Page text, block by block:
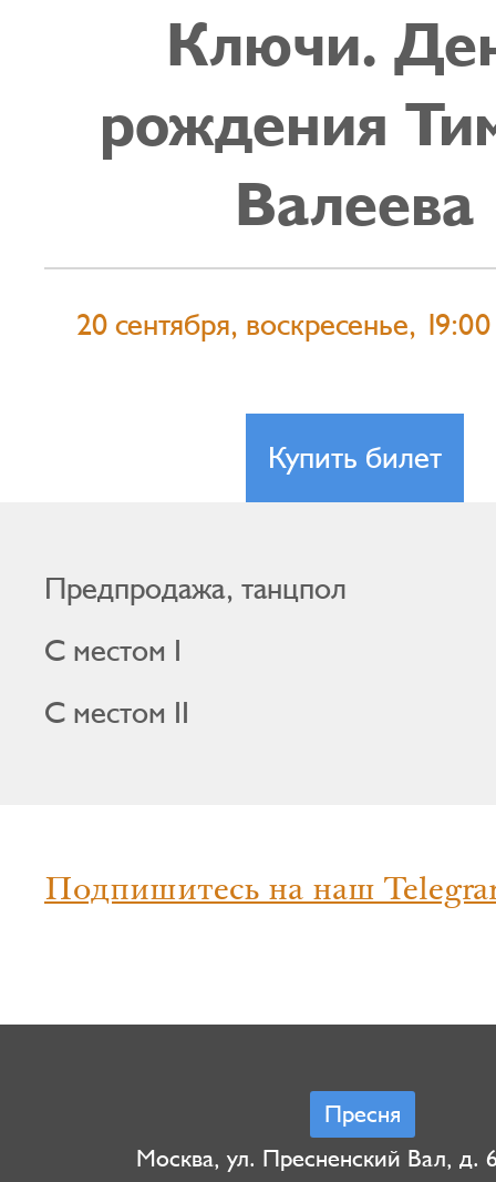
Ключи.
рождения
Валеева
20 сентября, воскресенье, 19:00
Купить билет
Предпродажа, танцпол
С местом I
С местом II
Подпишитесь на наш
Пресня
Москва, ул. Пресненский Вал, д.